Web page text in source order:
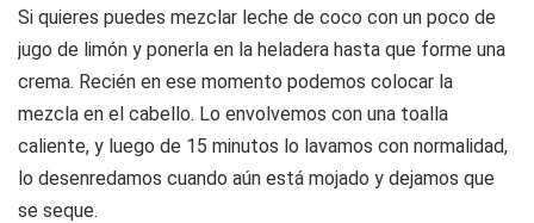
Si quieres puedes mezclar leche de coco con un poco de
jugo de limón y ponerla en la heladera hasta que forme una
crema. Recién en ese momento podemos colocar la
mezcla en el cabello. Lo envolvemos con una toalla
caliente, y luego de 15 minutos lo lavamos con normalidad,
lo desenredamos cuando aún está mojado y dejamos que
se seque.